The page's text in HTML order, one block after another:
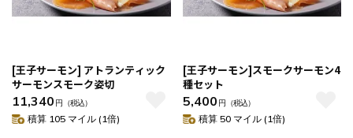
[王子サーモン] アトランティック
サーモンスモーク姿切
11,340 円 （税込）
積算 105 マイル (1倍)
[王子サーモン]スモークサーモン4
種セット
5,400 円 （税込）
積算 50 マイル (1倍)